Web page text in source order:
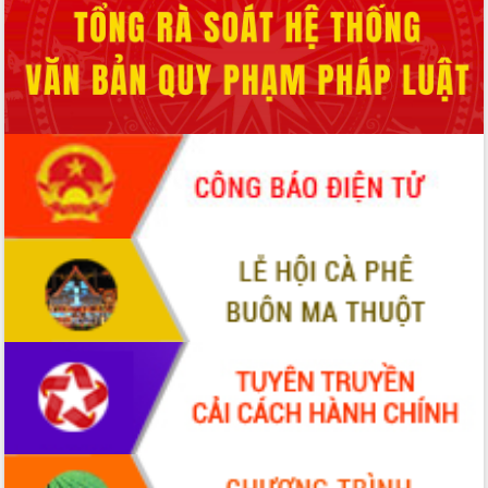
Hòn Yến phát triển du lịch gắn với bảo
tồn biển
Lấy ý kiến điều chỉnh Quy hoạch tỉnh
Đắk Lắk thời kỳ 2021-2030, tầm nhìn
đến năm 2050
Phát động chiến dịch 30 ngày đêm
giải phóng mặt bằng Tuyến đường bộ
ven biển
Đắk Lắk nỗ lực thúc đẩy tăng trưởng
kinh tế từ 10% trở lên trong Quý
II/2026
Đắk Lắk ký kết thỏa thuận hợp tác về
chuyển đổi số giai đoạn 2026 – 2030
với Tập đoàn Bưu chính Viễn thông
Việt Nam
Thứ trưởng Bộ Y tế làm việc với tỉnh
Đắk Lắk về phát triển nhân lực y tế
cho trạm y tế cấp xã
Du lịch Đắk Lắk nâng tầm trải nghiệm
du khách thông qua Hệ thống cơ sở dữ
liệu và Bản đồ số